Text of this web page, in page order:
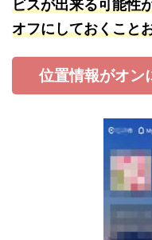
ビスが出来る可能性
オフにしておくこと
位置情報がオン